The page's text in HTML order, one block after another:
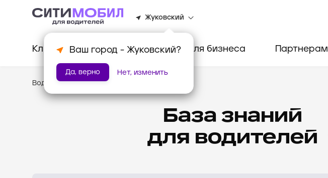
Жуковский
Ваш город - Жуковский?
Да, верно Нет, изменить
Клиентам Водителям Для бизнеса Партнерам
Водителям /База знаний
База знаний
для водителей